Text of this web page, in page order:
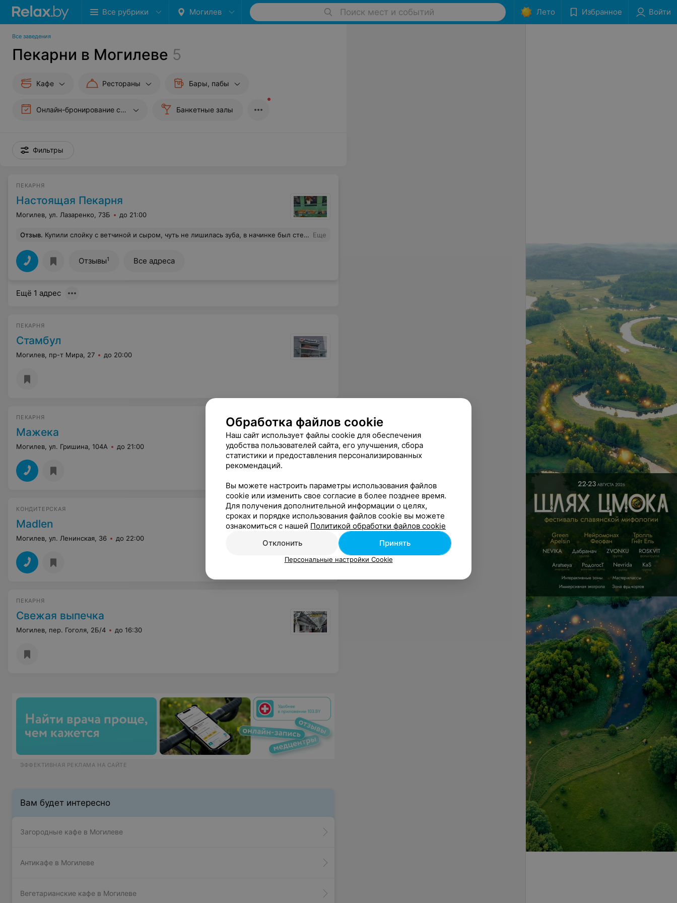
Все рубрики Могилев Поиск мест и событий Лето Избранное Войти
Все заведения
Пекарни в Могилеве 5
Кафе Рестораны Бары, пабы
Онлайн-бронирование столиков Банкетные залы
Фильтры
ПЕКАРНЯ
Настоящая Пекарня
Могилев, ул. Лазаренко, 73Б до 21:00
Отзыв. Купили слойку с ветчиной и сыром, чуть не лишилась зуба, в начинке был стеклянный шарик! Еще
Отзывы1 Все адреса
Ещё 1 адрес
ПЕКАРНЯ
Стамбул
Могилев, пр-т Мира, 27 до 20:00
ПЕКАРНЯ
Мажека
Могилев, ул. Гришина, 104А до 21:00
КОНДИТЕРСКАЯ
Madlen
Могилев, ул. Ленинская, 36 до 22:00
ПЕКАРНЯ
Свежая выпечка
Могилев, пер. Гоголя, 2Б/4 до 16:30
ЭФФЕКТИВНАЯ РЕКЛАМА НА САЙТЕ
Вам будет интересно
Загородные кафе в Могилеве
Антикафе в Могилеве
Вегетарианские кафе в Могилеве
Обработка файлов cookie
Наш сайт использует файлы cookie для обеспечения
удобства пользователей сайта, его улучшения, сбора
статистики и предоставления персонализированных
рекомендаций.
Вы можете настроить параметры использования файлов
cookie или изменить свое согласие в более позднее время.
Для получения дополнительной информации о целях,
сроках и порядке использования файлов cookie вы можете
ознакомиться с нашей Политикой обработки файлов cookie
Отклонить
Принять
Персональные настройки Cookie